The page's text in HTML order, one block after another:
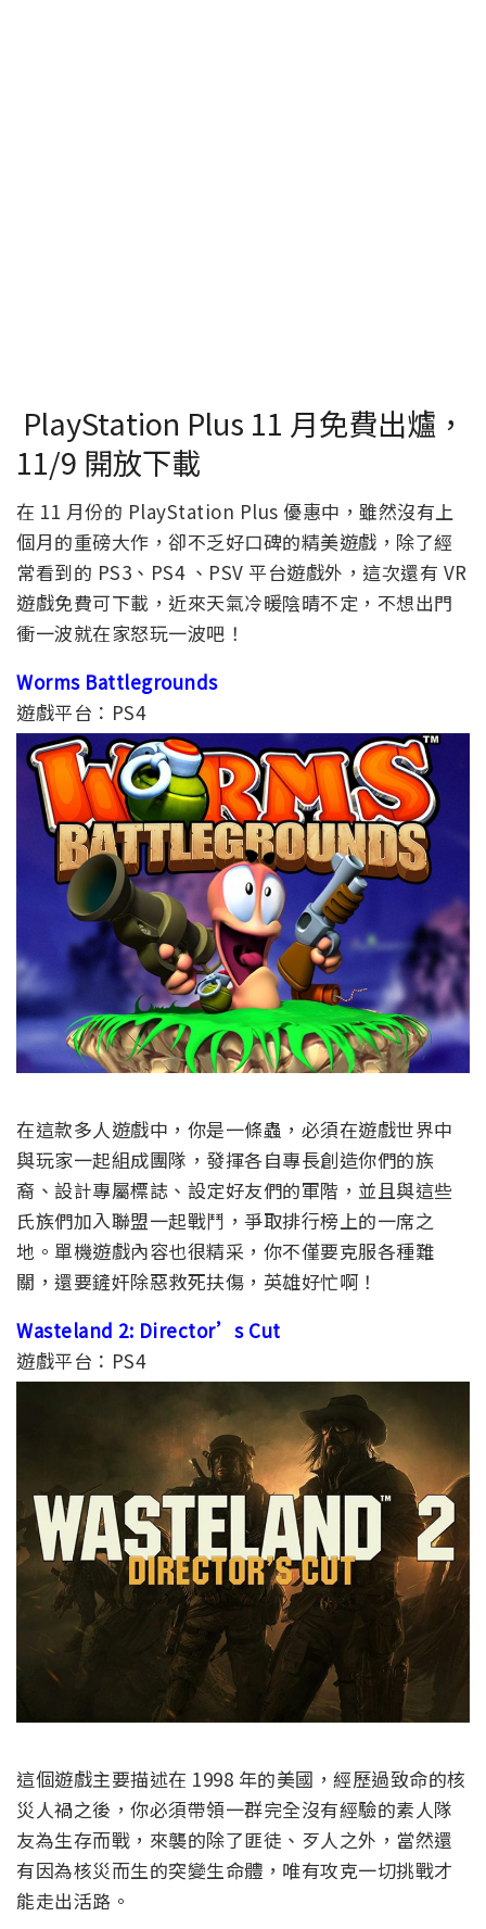
PlayStation Plus 11 月免費出爐，
11/9 開放下載
在 11 月份的 PlayStation Plus 優惠中，雖然沒有上
個月的重磅大作，卻不乏好口碑的精美遊戲，除了經
常看到的 PS3、PS4 、PSV 平台遊戲外，這次還有 VR
遊戲免費可下載，近來天氣冷暖陰晴不定，不想出門
衝一波就在家怒玩一波吧！
Worms Battlegrounds
遊戲平台：PS4
在這款多人遊戲中，你是一條蟲，必須在遊戲世界中
與玩家一起組成團隊，發揮各自專長創造你們的族
裔、設計專屬標誌、設定好友們的軍階，並且與這些
氏族們加入聯盟一起戰鬥，爭取排行榜上的一席之
地。單機遊戲內容也很精采，你不僅要克服各種難
關，還要鏟奸除惡救死扶傷，英雄好忙啊！
Wasteland 2: Director’s Cut
遊戲平台：PS4
這個遊戲主要描述在 1998 年的美國，經歷過致命的核
災人禍之後，你必須帶領一群完全沒有經驗的素人隊
友為生存而戰，來襲的除了匪徒、歹人之外，當然還
有因為核災而生的突變生命體，唯有攻克一切挑戰才
能走出活路。